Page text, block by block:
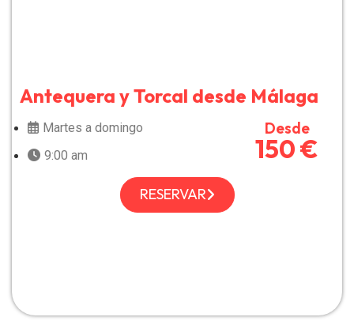
Antequera y Torcal desde Málaga
Martes a domingo
9:00 am
Desde
150 €
RESERVAR